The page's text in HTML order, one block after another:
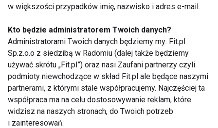
Czy Twoja praca
zagraża Twojemu
zdrowiu?
Co na suchy kaszel -
jak się leczyć?
w większości przypadków imię, nazwisko i adres e-mail.
Kto będzie administratorem Twoich danych?
Administratorami Twoich danych będziemy my: Fit.pl
Sp.z.o.o z siedzibą w Radomiu (dalej także będziemy
używać skrótu „Fit.pl”) oraz nasi Zaufani partnerzy czyli
podmioty niewchodzące w skład Fit.pl ale będące naszymi
partnerami, z którymi stale współpracujemy. Najczęściej ta
współpraca ma na celu dostosowywanie reklam, które
widzisz na naszych stronach, do Twoich potrzeb
i zainteresowań.